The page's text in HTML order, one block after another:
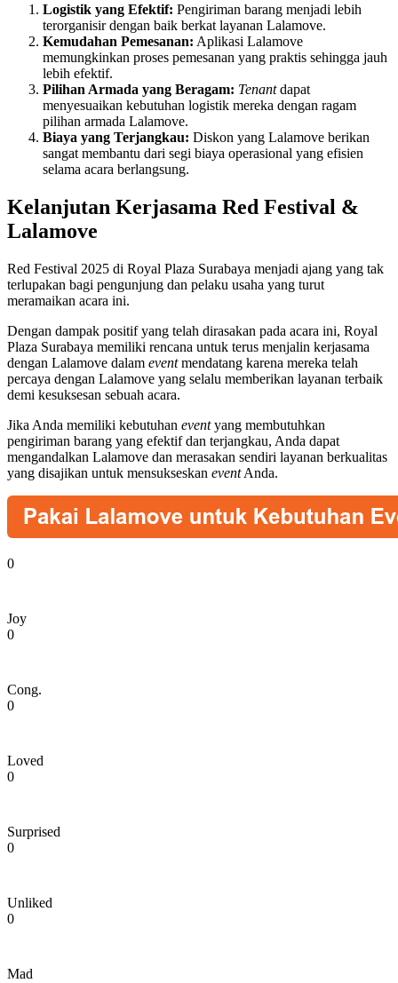
Logistik yang Efektif: Pengiriman barang menjadi lebih
terorganisir dengan baik berkat layanan Lalamove.
Kemudahan Pemesanan: Aplikasi Lalamove
memungkinkan proses pemesanan yang praktis sehingga jauh
lebih efektif.
Pilihan Armada yang Beragam: Tenantdapat
menyesuaikan kebutuhan logistik mereka dengan ragam
pilihan armada Lalamove.
Biaya yang Terjangkau: Diskon yang Lalamove berikan
sangat membantu dari segi biaya operasional yang efisien
selama acara berlangsung.
Kelanjutan Kerjasama Red Festival &
Lalamove
Red Festival 2025 di Royal Plaza Surabaya menjadi ajang yang tak
terlupakan bagi pengunjung dan pelaku usaha yang turut
meramaikan acara ini.
Dengan dampak positif yang telah dirasakan pada acara ini, Royal
Plaza Surabaya memiliki rencana untuk terus menjalin kerjasama
dengan Lalamove dalam eventmendatang karena mereka telah
percaya dengan Lalamove yang selalu memberikan layanan terbaik
demi kesuksesan sebuah acara.
Jika Anda memiliki kebutuhan eventyang membutuhkan
pengiriman barang yang efektif dan terjangkau, Anda dapat
mengandalkan Lalamove dan merasakan sendiri layanan berkualitas
yang disajikan untuk mensukseskan eventAnda.
0
Joy
0
Cong.
0
Loved
0
Surprised
0
Unliked
0
Mad